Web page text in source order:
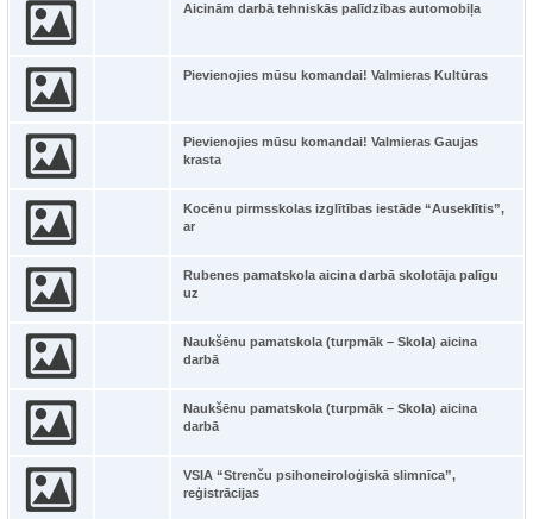
Aicinām darbā tehniskās palīdzības automobiļa
Pievienojies mūsu komandai! Valmieras Kultūras
Pievienojies mūsu komandai! Valmieras Gaujas
krasta
Kocēnu pirmsskolas izglītības iestāde “Auseklītis”,
ar
Rubenes pamatskola aicina darbā skolotāja palīgu
uz
Naukšēnu pamatskola (turpmāk – Skola) aicina
darbā
Naukšēnu pamatskola (turpmāk – Skola) aicina
darbā
VSIA “Strenču psihoneiroloģiskā slimnīca”,
reģistrācijas